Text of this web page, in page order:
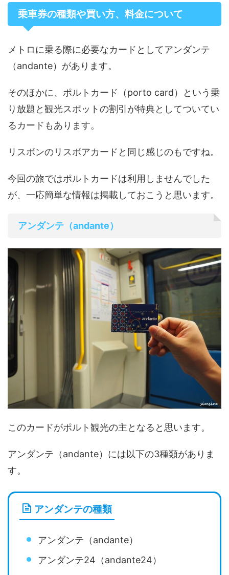
乗車券の種類や買い方、料金について
メトロに乗る際に必要なカードとしてアンダンテ
（andante）があります。
そのほかに、ポルトカード（porto card）という乗
り放題と観光スポットの割引が特典としてついてい
るカードもあります。
リスボンのリスボアカードと同じ感じのもですね。
今回の旅ではポルトカードは利用しませんでした
が、一応簡単な情報は掲載しておこうと思います。
アンダンテ（andante）
このカードがポルト観光の主となると思います。
アンダンテ（andante）には以下の3種類がありま
す。
アンダンテの種類
アンダンテ（andante）
アンダンテ24（andante24）